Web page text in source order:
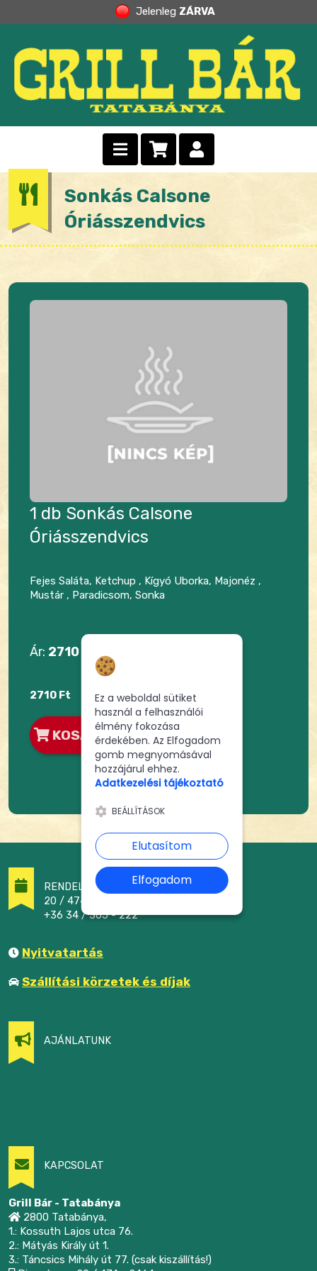
Jelenleg ZÁRVA
Sonkás Calsone
Óriásszendvics
1 db Sonkás Calsone
Óriásszendvics
Fejes Saláta, Ketchup , Kígyó Uborka, Majonéz ,
Mustár , Paradicsom, Sonka
Ár: 2710 Ft
2710 Ft
KOSÁRBA
RENDELÉSFELVÉTEL
20 / 474 - 2464
+36 34 / 305 - 222
Nyitvatartás
Szállítási körzetek és díjak
AJÁNLATUNK
KAPCSOLAT
Grill Bár - Tatabánya
2800 Tatabánya,
1.: Kossuth Lajos utca 76.
2.: Mátyás Király út 1.
3.: Táncsics Mihály út 77. (csak kiszállítás!)
Ez a weboldal sütiket
használ a felhasználói
élmény fokozása
érdekében. Az Elfogadom
gomb megnyomásával
hozzájárul ehhez.
Adatkezelési tájékoztató
BEÁLLÍTÁSOK
Elutasítom
Elfogadom